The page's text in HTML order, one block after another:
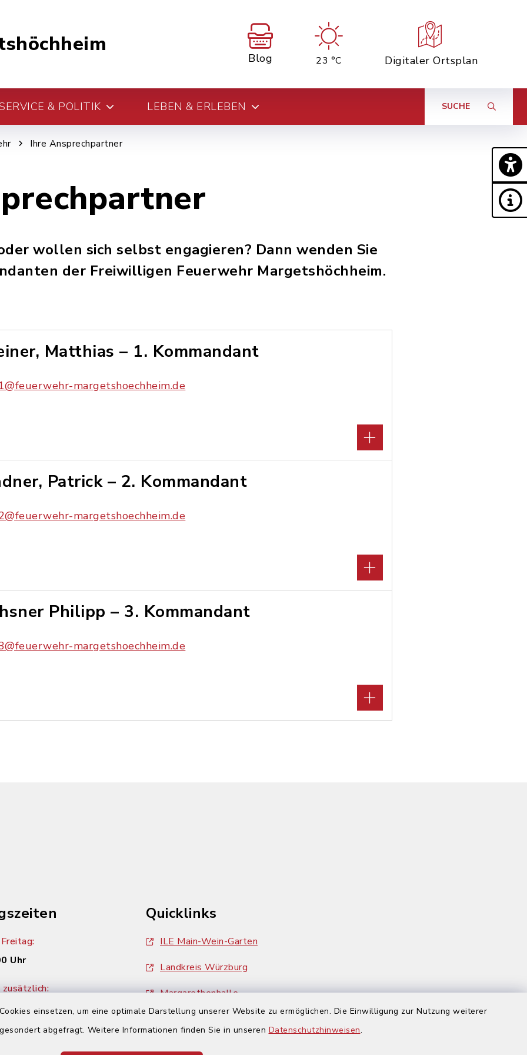
einsetzen, um eine optimale Darstellung unserer Website zu ermöglichen. Die Einwilligung zur Nutzung weiterer
abgefragt. Weitere Informationen finden Sie in unseren Datenschutzhinweisen.
Blog 23 °C Digitaler Ortsplan
& POLITIK LEBEN & ERLEBEN SUCHE
Ihre Ansprechpartner
wollen sich selbst engagieren? Dann wenden Sie
der Freiwilligen Feuerwehr Margetshöchheim.
Matthias – 1. Kommandant
margetshoechheim.de
Patrick – 2. Kommandant
margetshoechheim.de
Philipp – 3. Kommandant
margetshoechheim.de
Uhr
Uhr
Quicklinks
ILE Main-Wein-Garten
Landkreis Würzburg
Margarethenhalle
ZweiUferLand Tourismus